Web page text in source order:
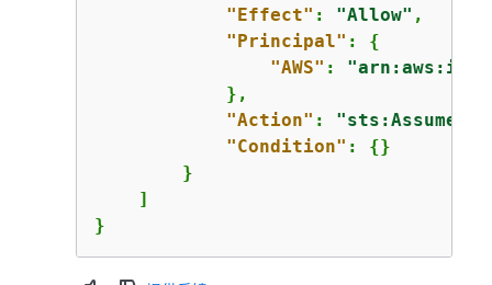
"Effect" : "Allow" ,
"Principal" : {
"AWS" :
            },
"Action" :
"Condition" : {}
        }
    ]
}